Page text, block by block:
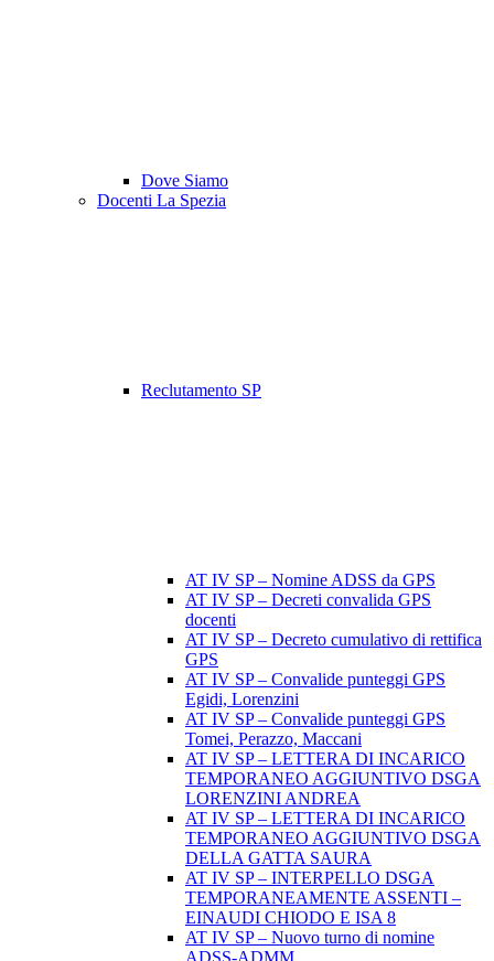
Dove Siamo
Docenti La Spezia
Reclutamento SP
AT IV SP – Nomine ADSS da GPS
AT IV SP – Decreti convalida GPS
docenti
AT IV SP – Decreto cumulativo di rettifica
GPS
AT IV SP – Convalide punteggi GPS
Egidi, Lorenzini
AT IV SP – Convalide punteggi GPS
Tomei, Perazzo, Maccani
AT IV SP – LETTERA DI INCARICO
TEMPORANEO AGGIUNTIVO DSGA
LORENZINI ANDREA
AT IV SP – LETTERA DI INCARICO
TEMPORANEO AGGIUNTIVO DSGA
DELLA GATTA SAURA
AT IV SP – INTERPELLO DSGA
TEMPORANEAMENTE ASSENTI –
EINAUDI CHIODO E ISA 8
AT IV SP – Nuovo turno di nomine